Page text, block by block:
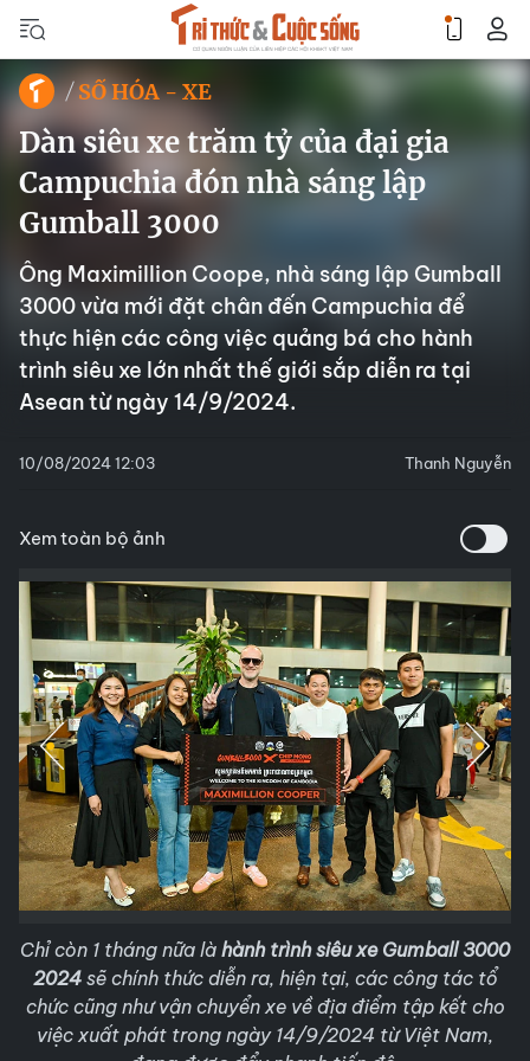
SỐ HÓA - XE
Dàn siêu xe trăm tỷ của đại gia
Campuchia đón nhà sáng lập
Gumball 3000
Ông Maximillion Coope, nhà sáng lập Gumball
3000 vừa mới đặt chân đến Campuchia để
thực hiện các công việc quảng bá cho hành
trình siêu xe lớn nhất thế giới sắp diễn ra tại
Asean từ ngày 14/9/2024.
10/08/2024 12:03 Thanh Nguyễn
Xem toàn bộ ảnh
Chỉ còn 1 tháng nữa là hành trình siêu xe Gumball 3000
2024sẽ chính thức diễn ra, hiện tại, các công tác tổ
chức cũng như vận chuyển xe về địa điểm tập kết cho
việc xuất phát trong ngày 14/9/2024 từ Việt Nam,